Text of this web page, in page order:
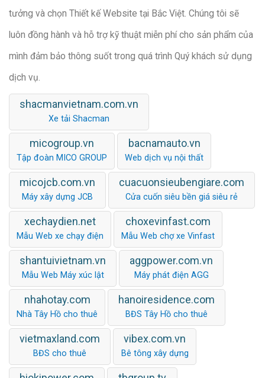
tưởng và chọn Thiết kế Website tại Bắc Việt. Chúng tôi sẽ
luôn đồng hành và hỗ trợ kỹ thuật miễn phí cho sản phẩm của
mình đảm bảo thông suốt trong quá trình Quý khách sử dụng
dịch vụ.
shacmanvietnam.com.vn
Xe tải Shacman
micogroup.vn
Tập đoàn MICO GROUP
bacnamauto.vn
Web dịch vụ nội thất
micojcb.com.vn
Máy xây dựng JCB
cuacuonsieubengiare.com
Cửa cuốn siêu bền giá siêu rẻ
xechaydien.net
Mẫu Web xe chạy điện
choxevinfast.com
Mẫu Web chợ xe Vinfast
shantuivietnam.vn
Mẫu Web Máy xúc lật
aggpower.com.vn
Máy phát điện AGG
nhahotay.com
Nhà Tây Hồ cho thuê
hanoiresidence.com
BĐS Tây Hồ cho thuê
vietmaxland.com
BĐS cho thuê
vibex.com.vn
Bê tông xây dựng